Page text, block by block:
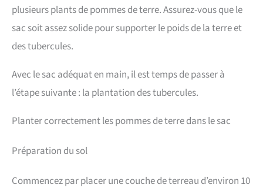
plusieurs plants de pommes de terre. Assurez-vous que le
sac soit assez solide pour supporter le poids de la terre et
des tubercules.
Avec le sac adéquat en main, il est temps de passer à
l’étape suivante : la plantation des tubercules.
Planter correctement les pommes de terre dans le sac
Préparation du sol
Commencez par placer une couche de terreau d’environ 10